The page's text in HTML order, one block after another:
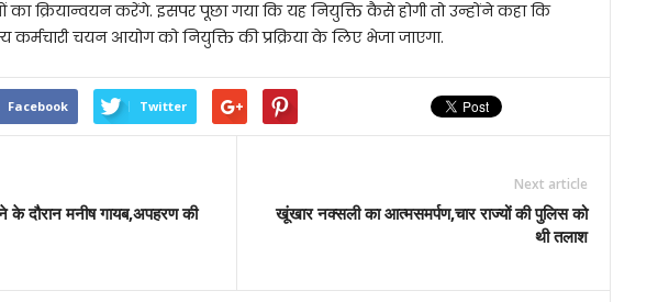
का क्रियान्वयन करेंगे. इसपर पूछा गया कि यह नियुक्ति कैसे होगी तो उन्होंने कहा कि
कर्मचारी चयन आयोग को नियुक्ति की प्रक्रिया के लिए भेजा जाएगा.
Facebook Twitter
के दौरान मनीष गायब,अपहरण की
Next article
खूंखार नक्सली का आत्मसमर्पण,चार राज्यों की पुलिस को
थी तलाश